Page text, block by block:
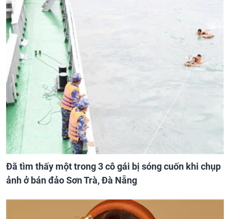
Đã tìm thấy một trong 3 cô gái bị sóng cuốn khi chụp
ảnh ở bán đảo Sơn Trà, Đà Nẵng